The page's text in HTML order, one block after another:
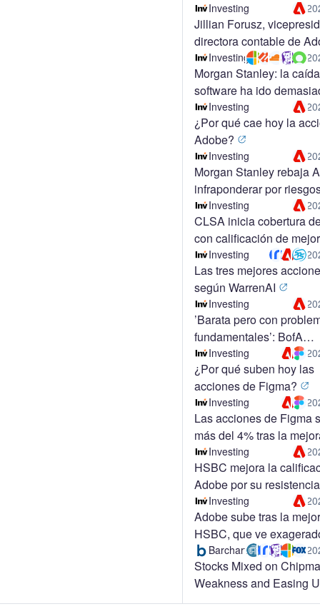
Investing
Jillian Forusz,
directora contable de
vende acciones por
dólares
Investing
Morgan Stanley: la
software ha ido
y señala 8 ganadores
Investing
¿Por qué cae hoy la
Adobe?
Investing
Morgan Stanley rebaja
infraponderar por
y recorta el precio
240 dólares
Investing
CLSA inicia cobertura
con calificación de mejor
rendimiento
Investing
Las tres mejores
según WarrenAI
Investing
’Barata pero con
fundamentales’: BofA
restablece cobertura de
con Underperform
Investing
¿Por qué suben hoy las
acciones de Figma?
Investing
Las acciones de Figma
más del 4% tras la
Adobe por HSBC
Investing
HSBC mejora la
Adobe por su
IAInvesting
Adobe sube tras la
HSBC, que ve
temores sobre la IA
Barchart
Stocks Mixed on
Weakness and Easing
Pressures